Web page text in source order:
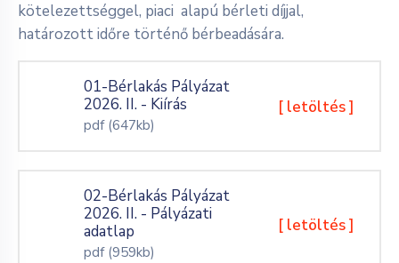
kötelezettséggel, piaci alapú bérleti díjjal,
határozott időre történő bérbeadására.
01-Bérlakás Pályázat
2026. II. - Kiírás
pdf (647kb)
[ letöltés ]
02-Bérlakás Pályázat
2026. II. - Pályázati
adatlap
pdf (959kb)
[ letöltés ]